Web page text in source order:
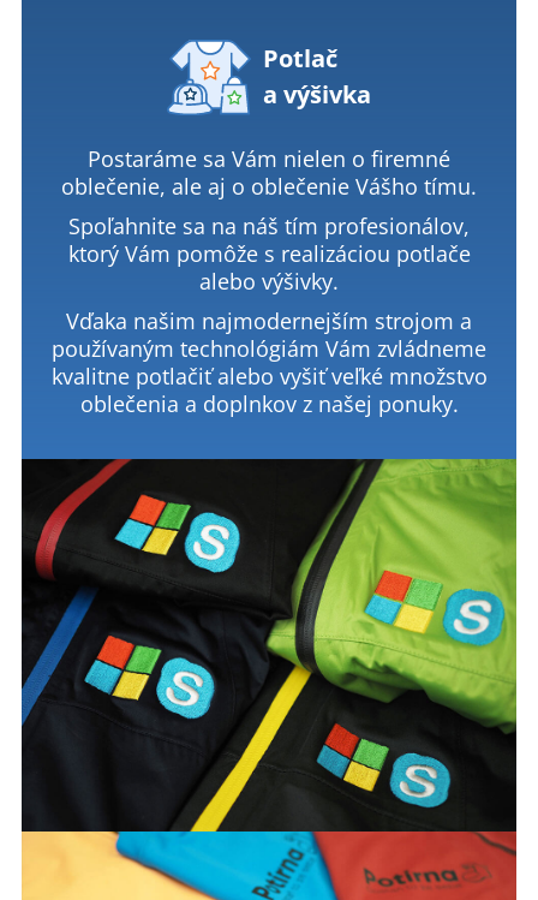
Potlač
a výšivka
Postaráme sa Vám nielen o firemné
oblečenie, ale aj o oblečenie Vášho tímu.
Spoľahnite sa na náš tím profesionálov,
ktorý Vám pomôže s realizáciou potlače
alebo výšivky.
Vďaka našim najmodernejším strojom a
používaným technológiám Vám zvládneme
kvalitne potlačiť alebo vyšiť veľké množstvo
oblečenia a doplnkov z našej ponuky.